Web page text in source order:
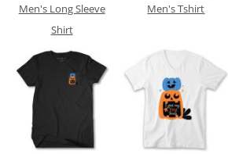
Men's Long Sleeve
Shirt
Men's Tshirt